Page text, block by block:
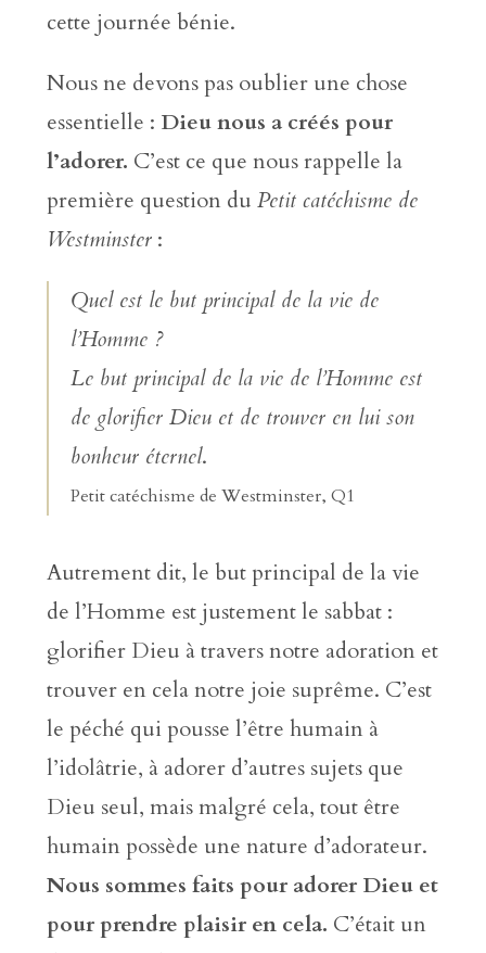
cette journée bénie.
Nous ne devons pas oublier une chose
essentielle : Dieu nous a créés pour
l’adorer. C’est ce que nous rappelle la
première question du Petit catéchisme de
Westminster:
Quel est le but principal de la vie de
l’Homme ?
Le but principal de la vie de l’Homme est
de glorifier Dieu et de trouver en lui son
bonheur éternel.
Petit catéchisme de Westminster, Q1
Autrement dit, le but principal de la vie
de l’Homme est justement le sabbat :
glorifier Dieu à travers notre adoration et
trouver en cela notre joie suprême. C’est
le péché qui pousse l’être humain à
l’idolâtrie, à adorer d’autres sujets que
Dieu seul, mais malgré cela, tout être
humain possède une nature d’adorateur.
Nous sommes faits pour adorer Dieu et
pour prendre plaisir en cela. C’était un